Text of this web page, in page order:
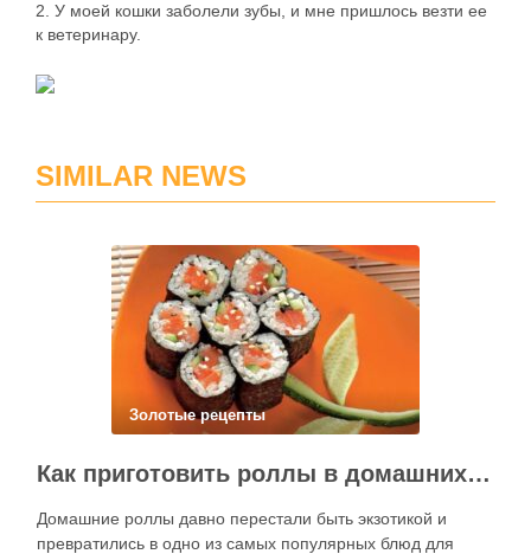
2. У моей кошки заболели зубы, и мне пришлось везти ее
к ветеринару.
SIMILAR NEWS
Золотые рецепты
Как приготовить роллы в домашних условиях?
Домашние роллы давно перестали быть экзотикой и
превратились в одно из самых популярных блюд для